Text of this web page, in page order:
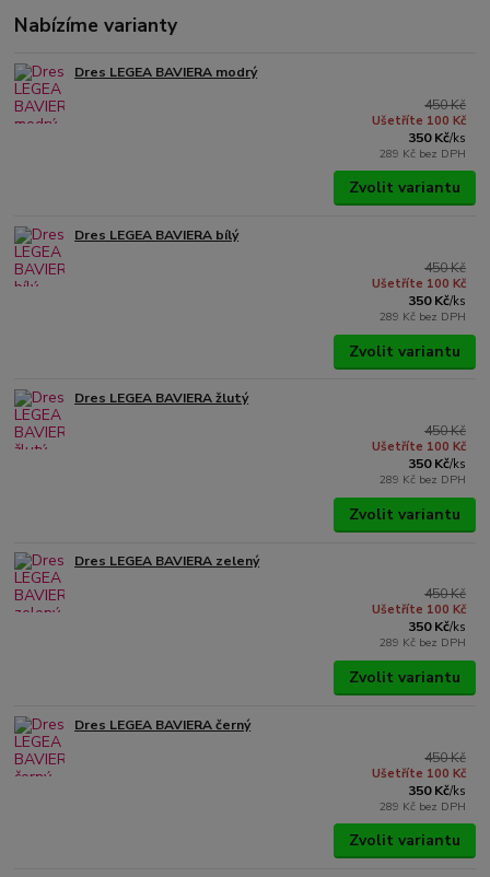
Nabízíme varianty
Dres LEGEA BAVIERA modrý
450 Kč
Ušetříte 100 Kč
350 Kč/ks
289 Kč bez DPH
Zvolit variantu
Dres LEGEA BAVIERA bílý
450 Kč
Ušetříte 100 Kč
350 Kč/ks
289 Kč bez DPH
Zvolit variantu
Dres LEGEA BAVIERA žlutý
450 Kč
Ušetříte 100 Kč
350 Kč/ks
289 Kč bez DPH
Zvolit variantu
Dres LEGEA BAVIERA zelený
450 Kč
Ušetříte 100 Kč
350 Kč/ks
289 Kč bez DPH
Zvolit variantu
Dres LEGEA BAVIERA černý
450 Kč
Ušetříte 100 Kč
350 Kč/ks
289 Kč bez DPH
Zvolit variantu